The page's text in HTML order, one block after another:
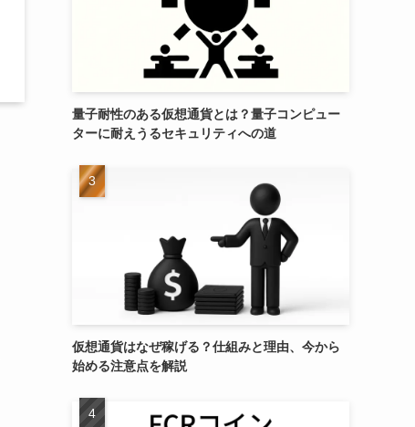
量子耐性のある仮想通貨とは？量子コンピュー
ターに耐えうるセキュリティへの道
仮想通貨はなぜ稼げる？仕組みと理由、今から
始める注意点を解説